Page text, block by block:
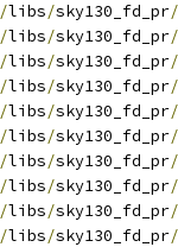
/libs/sky130_fd_pr/
/libs/sky130_fd_pr/
/libs/sky130_fd_pr/
/libs/sky130_fd_pr/
/libs/sky130_fd_pr/
/libs/sky130_fd_pr/
/libs/sky130_fd_pr/
/libs/sky130_fd_pr/
/libs/sky130_fd_pr/
/libs/sky130_fd_pr/